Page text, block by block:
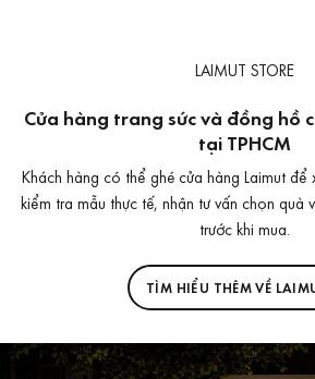
LAIMUT STORE
Cửa hàng trang sức và đồng hồ
tại TPHCM
Khách hàng có thể ghé cửa hàng Laimut để
kiểm tra mẫu thực tế, nhận tư vấn chọn quà
trước khi mua.
TÌM HIỂU THÊM VỀ